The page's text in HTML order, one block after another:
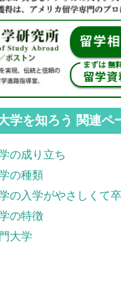
学を知ろう 関連ペ
の成り立ち
の種類
の入学がやさしくて
の特徴
大学